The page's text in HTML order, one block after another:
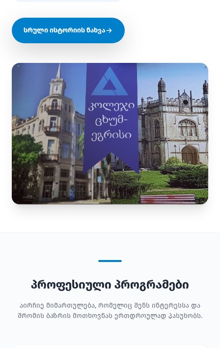
სრული ისტორიის ნახვა
პროფესიული პროგრამები
აირჩიე მიმართულება, რომელიც შენს ინტერესსა და
შრომის ბაზრის მოთხოვნას ერთდროულად პასუხობს.